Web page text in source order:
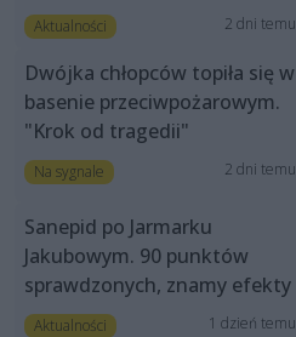
Aktualności 2 dni temu
Dwójka chłopców topiła się w
basenie przeciwpożarowym.
"Krok od tragedii"
Na sygnale 2 dni temu
Sanepid po Jarmarku
Jakubowym. 90 punktów
sprawdzonych, znamy efekty
Aktualności 1 dzień temu